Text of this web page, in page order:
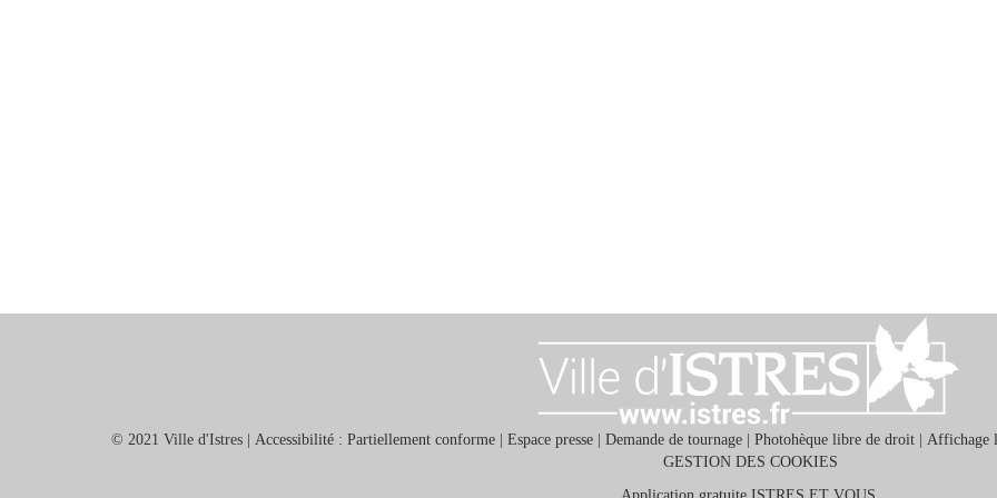
© 2021 Ville d'Istres | Accessibilité : Partiellement conforme | Espace presse | Demande de tournage | Photohèque libre de droit | Affichage
GESTION DES COOKIES